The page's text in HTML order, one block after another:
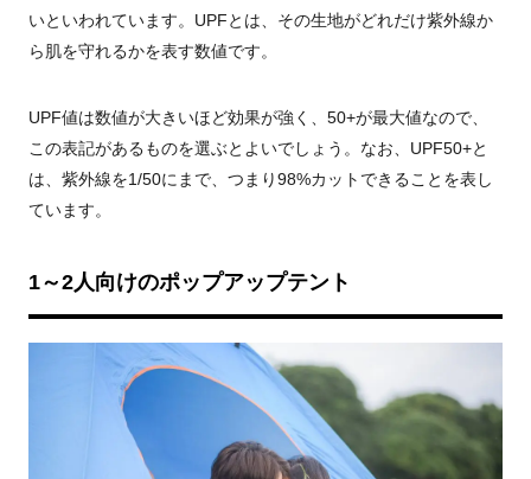
いといわれています。UPFとは、その生地がどれだけ紫外線か
ら肌を守れるかを表す数値です。
UPF値は数値が大きいほど効果が強く、50+が最大値なので、
この表記があるものを選ぶとよいでしょう。なお、UPF50+と
は、紫外線を1/50にまで、つまり98%カットできることを表し
ています。
1～2人向けのポップアップテント